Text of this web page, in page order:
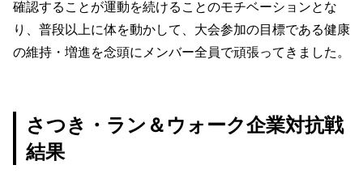
確認することが運動を続けることのモチベーションとな
り、普段以上に体を動かして、大会参加の目標である健康
の維持・増進を念頭にメンバー全員で頑張ってきました。
さつき・ラン＆ウォーク企業対抗戦
結果